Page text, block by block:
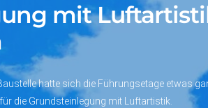
mit
hatte sich die Führungsetage etwas
die Grundsteinlegung mit Luftartistik.